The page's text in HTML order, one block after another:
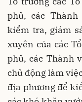
phủ, các
kiểm tra, giám
xuyên của các
phủ, các Thành
chủ động làm
địa phương để